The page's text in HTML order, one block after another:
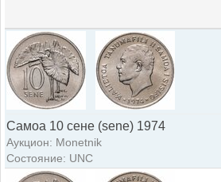
Самоа 10 сене (sene) 1974
Аукцион: Monetnik
Состояние: UNC